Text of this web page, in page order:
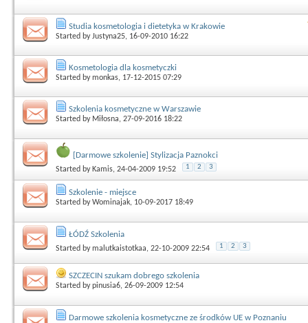
Studia kosmetologia i dietetyka w Krakowie
Started byJustyna25, 16-09-2010 16:22
Kosmetologia dla kosmetyczki
Started bymonkas, 17-12-2015 07:29
Szkolenia kosmetyczne w Warszawie
Started by Miłosna, 27-09-2016 18:22
[Darmowe szkolenie] Stylizacja Paznokci
Started by Kamis, 24-04-2009 19:52 1 2 3
Szkolenie - miejsce
Started byWominajak, 10-09-2017 18:49
ŁÓDŹ Szkolenia
Started bymalutkaistotkaa, 22-10-2009 22:54 1 2 3
SZCZECIN szukam dobrego szkolenia
Started bypinusia6, 26-09-2009 12:54
Darmowe szkolenia kosmetyczne ze środków UE w Poznaniu